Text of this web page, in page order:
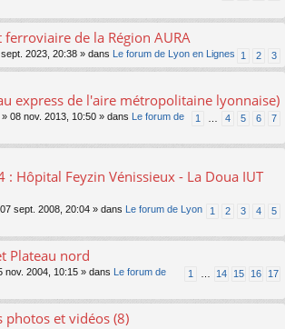
ferroviaire de la Région AURA
1 2 3
2023, 20:38 » dans Le forum de Lyon en Lignes
express de l'aire métropolitaine lyonnaise)
1 4 5 6 7
» 08 nov. 2013, 10:50 » dans
Le forum de
: Hôpital Feyzin Vénissieux - La Doua IUT
1 2 3 4 5
sept. 2008, 20:04 » dans
Le forum de Lyon
Plateau nord
1 14 15 16 17
nov. 2004, 10:15 » dans
Le forum de
photos et vidéos (8)